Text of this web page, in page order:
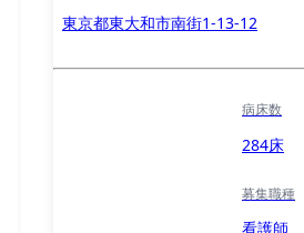
東京都東大和市南街1-13-12
病床数
284床
募集職種
看護師